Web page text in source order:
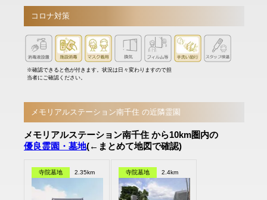
コロナ対策
※確認できると色が付きます。状況は日々変わりますので担
当者にご確認ください。
メモリアルステーション南千住 の近隣霊園
メモリアルステーション南千住 から10km圏内の
優良霊園・墓地(←まとめて地図で確認)
寺院墓地 2.35km 寺院墓地 2.4km